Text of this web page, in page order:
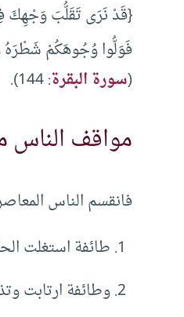
{قَدْ نَرَى تَقَلُّبَ وَجْهِكَ
فَوَلُّوا وُجُوهَكُمْ شَطْرَهُ
(سورة البقرة: 144).
مواقف الناس
فانقسم الناس
طائفة استغلت
وطائفة ارتابت